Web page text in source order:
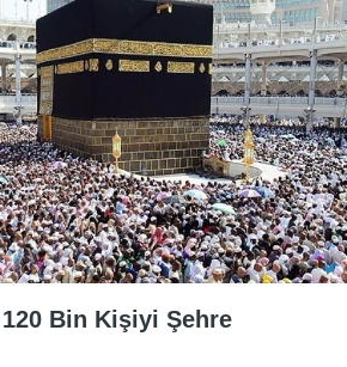
Bin Kişiyi Şehre